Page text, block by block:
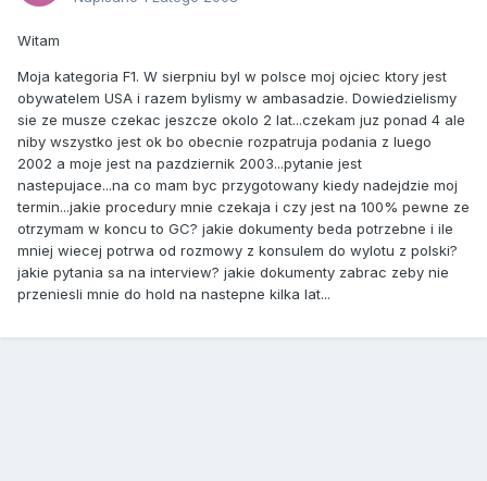
Witam
Moja kategoria F1. W sierpniu byl w polsce moj ojciec ktory jest
obywatelem USA i razem bylismy w ambasadzie. Dowiedzielismy
sie ze musze czekac jeszcze okolo 2 lat...czekam juz ponad 4 ale
niby wszystko jest ok bo obecnie rozpatruja podania z luego
2002 a moje jest na pazdziernik 2003...pytanie jest
nastepujace...na co mam byc przygotowany kiedy nadejdzie moj
termin...jakie procedury mnie czekaja i czy jest na 100% pewne ze
otrzymam w koncu to GC? jakie dokumenty beda potrzebne i ile
mniej wiecej potrwa od rozmowy z konsulem do wylotu z polski?
jakie pytania sa na interview? jakie dokumenty zabrac zeby nie
przeniesli mnie do hold na nastepne kilka lat...